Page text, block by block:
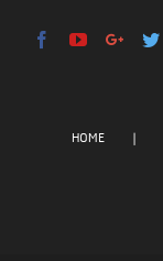
HOME